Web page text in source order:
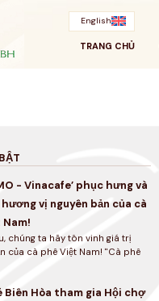
English
TRANG CHỦ
- Vinacafe’ phục hưng và
vị nguyên bản của cà
chúng ta hãy tôn vinh giá trị
của cà phê Việt Nam! "Cà phê
Biên Hòa tham gia Hội chợ